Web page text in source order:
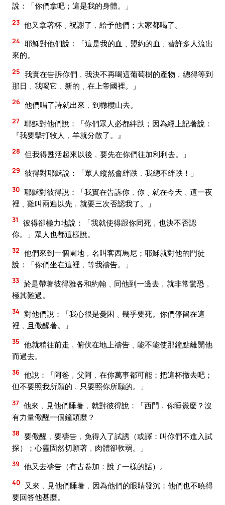
說：「你們拿吧；這是我的身體。」
23 他又拿著杯﹑祝謝了﹐給予他們；大家都喝了。
24 耶穌對他們說：「這是我的血﹑盟約的血﹑替許多人流出
來的。
25 我實在告訴你們﹐我決不再喝這葡萄樹的產物﹐總得等到
那日﹑我喝它﹑新的﹑在上帝國裡。」
26 他們唱了詩就出來﹐到橄欖山去。
27 耶穌對他們說：「你們眾人必都絆跌；因為經上記著說：
『我要擊打牧人﹐羊就分散了。』
28 但我得甦活起來以後﹐要先在你們往加利利去。」
29 彼得對耶穌說：「眾人縱然會絆跌﹐我總不絆跌！」
30 耶穌對彼得說：「我實在告訴你﹐你﹑就在今天﹑這一夜
裡﹑雞叫兩遍以先﹐就要三次否認我了。」
31
彼得卻極力地說：「我就使得跟你同死﹐也決不否認
你。」眾人也都這樣說。
32 他們來到一個園地﹐名叫客西馬尼；耶穌就對他的門徒
說：「你們坐在這裡﹐等我禱告。」
33 於是帶著彼得雅各和約翰﹑同他到一邊去﹐就非常驚恐﹐
極其難過。
34 對他們說：「我心很是憂困﹑幾乎要死。你們停留在這
裡﹐且儆醒著。」
35 他就稍往前走﹐俯伏在地上禱告﹑能不能使那鐘點離開他
而過去。
36 他說：「阿爸﹐父阿﹐在你萬事都可能；把這杯撤去吧；
但不要照我所願的﹐只要照你所願的。」
37 他來﹐見他們睡著﹐就對彼得說：「西門﹐你睡覺麼？沒
有力量儆醒一個鐘頭麼？
38 要儆醒﹐要禱告﹐免得入了試誘（或譯：叫你們不進入試
探）；心靈固然切願著﹐肉體卻軟弱。」
39 他又去禱告（有古卷加：說了一樣的話）。
40
又來﹐見他們睡著﹐因為他們的眼睛發沉；他們也不曉得
要回答他甚麼。